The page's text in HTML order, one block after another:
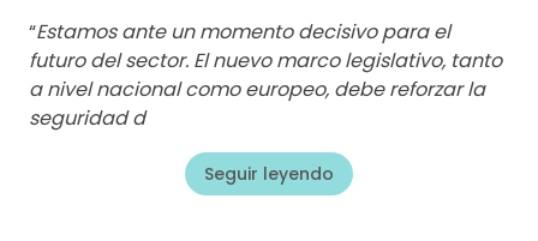
“Estamos ante un momento decisivo para el
futuro del sector. El nuevo marco legislativo, tanto
a nivel nacional como europeo, debe reforzar la
seguridad d
Seguir leyendo